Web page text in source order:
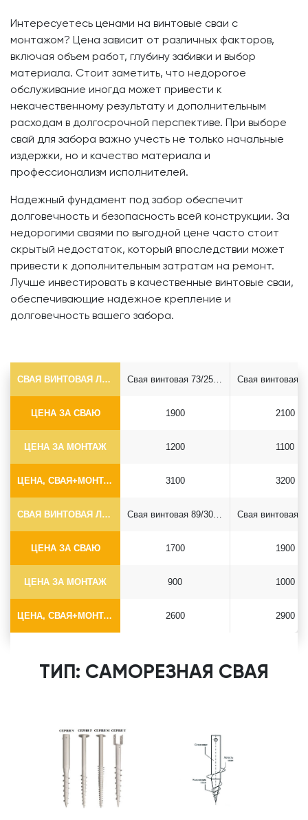
Интересуетесь ценами на винтовые сваи с
монтажом? Цена зависит от различных факторов,
включая объем работ, глубину забивки и выбор
материала. Стоит заметить, что недорогое
обслуживание иногда может привести к
некачественному результату и дополнительным
расходам в долгосрочной перспективе. При выборе
свай для забора важно учесть не только начальные
издержки, но и качество материала и
профессионализм исполнителей.
Надежный фундамент под забор обеспечит
долговечность и безопасность всей конструкции. За
недорогими сваями по выгодной цене часто стоит
скрытый недостаток, который впоследствии может
привести к дополнительным затратам на ремонт.
Лучше инвестировать в качественные винтовые сваи,
обеспечивающие надежное крепление и
долговечность вашего забора.
СВАЯ ВИНТОВАЯ ЛОПАСТНАЯ Ф73*5.5
ЦЕНА ЗА СВАЮ
ЦЕНА ЗА МОНТАЖ
ЦЕНА, СВАЯ+МОНТАЖ (БЕЗ ОГОЛОВКА)
Свая винтовая 73/250*2500
1900
1200
3100
2100
1100
3200
СВАЯ ВИНТОВАЯ ЛОПАСТНАЯ Ф89*6.5
ЦЕНА ЗА СВАЮ
ЦЕНА ЗА МОНТАЖ
ЦЕНА, СВАЯ+МОНТАЖ (БЕЗ ОГОЛОВКА)
Свая винтовая 89/300*2500
1700
900
2600
1900
1000
2900
ТИП: САМОРЕЗНАЯ СВАЯ